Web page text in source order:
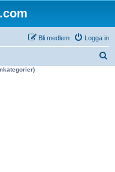
Logga in
Bli medlem